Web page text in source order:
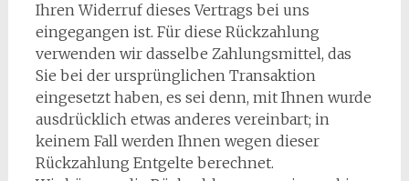
Ihren Widerruf dieses Vertrags bei uns
eingegangen ist. Für diese Rückzahlung
verwenden wir dasselbe Zahlungsmittel, das
Sie bei der ursprünglichen Transaktion
eingesetzt haben, es sei denn, mit Ihnen wurde
ausdrücklich etwas anderes vereinbart; in
keinem Fall werden Ihnen wegen dieser
Rückzahlung Entgelte berechnet.